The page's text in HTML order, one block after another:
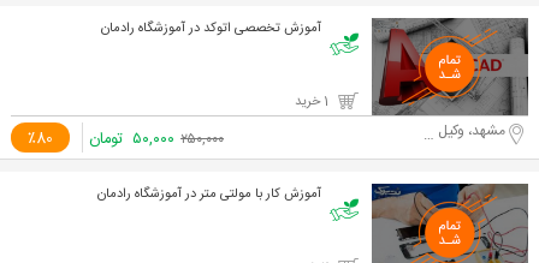
آموزش تخصصی اتوکد در آموزشگاه رادمان
٪80 مشهد، وکیل آباد ۲۵۰,۰۰۰ ۵۰,۰۰۰ تومان
آموزش کار با مولتی متر در آموزشگاه رادمان